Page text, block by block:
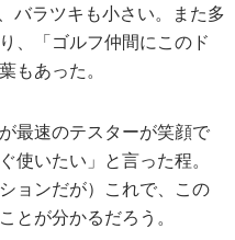
バラツキも小さい。また多
、「ゴルフ仲間にこのド
もあった。
最速のテスターが笑顔で
使いたい」と言った程。
ョンだが）これで、この
とが分かるだろう。